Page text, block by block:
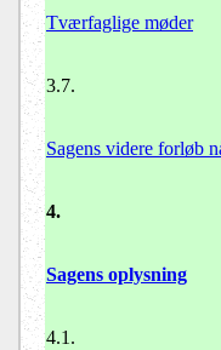
Tværfaglige møder
3.7.
Sagens videre forløb
4.
Sagens oplysning
4.1.